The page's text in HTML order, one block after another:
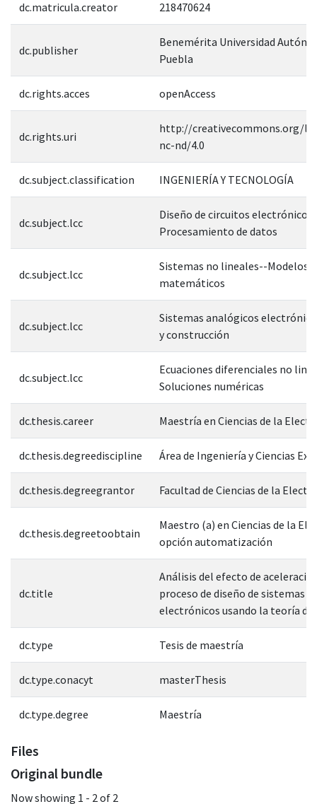
dc.matricula.creator 218470624
dc.publisher
Benemérita Universidad
Puebla
dc.rights.acces openAccess
dc.rights.uri
http://creativecommons.org/
nc-nd/4.0
dc.subject.classification INGENIERÍA Y TECNOLOGÍA
dc.subject.lcc
Diseño de circuitos
Procesamiento de datos
dc.subject.lcc
Sistemas no lineales--Modelos
matemáticos
dc.subject.lcc
Sistemas analógicos
y construcción
dc.subject.lcc
Ecuaciones diferenciales no
Soluciones numéricas
dc.thesis.career Maestría en Ciencias de la
dc.thesis.degreediscipline Área de Ingeniería y Ciencias
dc.thesis.degreegrantor Facultad de Ciencias de la
dc.thesis.degreetoobtain
Maestro (a) en Ciencias de la
opción automatización
dc.title
Análisis del efecto de
proceso de diseño de sistemas
electrónicos usando la teoría
dc.type Tesis de maestría
dc.type.conacyt masterThesis
dc.type.degree Maestría
Files
Original bundle
Now showing 1 - 2 of 2